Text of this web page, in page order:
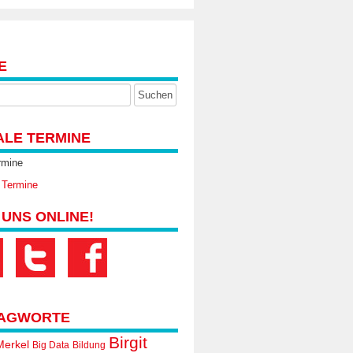
TERMINE
ONLINE!
Big Data Bildung Birgit